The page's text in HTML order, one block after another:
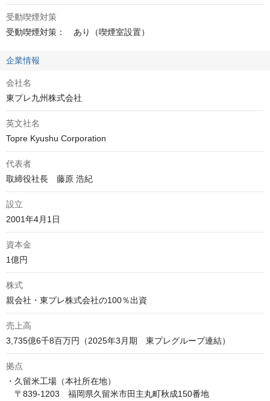
受動喫煙対策
受動喫煙対策：　あり（喫煙室設置）
企業情報
会社名
東プレ九州株式会社
英文社名
Topre Kyushu Corporation
代表者
取締役社長　藤原 浩紀
設立
2001年4月1日
資本金
1億円
株式
親会社・東プレ株式会社の100％出資
売上高
3,735億6千8百万円（2025年3月期　東プレグループ連結）
拠点
・久留米工場（本社所在地）
〒839-1203　福岡県久留米市田主丸町秋成150番地